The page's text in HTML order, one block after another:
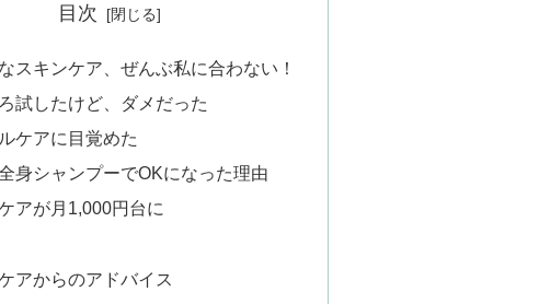
目次
スキンケア、ぜんぶ私に合わない！
試したけど、ダメだった
ケアに目覚めた
身シャンプーでOKになった理由
アが月1,000円台に
アからのアドバイス